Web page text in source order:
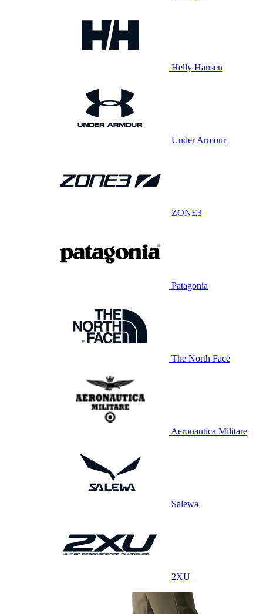
Helly Hansen
Under Armour
ZONE3
Patagonia
The North Face
Aeronautica Militare
Salewa
2XU